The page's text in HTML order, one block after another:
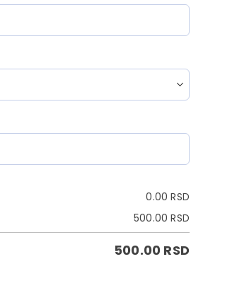
0.00RSD
500.00RSD
500.00 RSD